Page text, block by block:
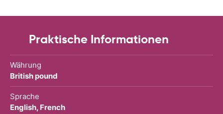
Praktische Informationen
Währung
British pound
Sprache
English, French